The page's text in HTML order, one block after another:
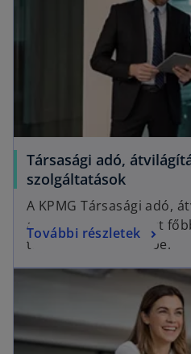
Társasági adó,
szolgáltatások
A KPMG Társasági adó,
adóvizsgálati csoport
területeit mutatjuk be.
További részletek